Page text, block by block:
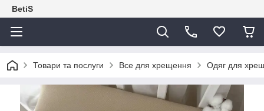
BetiS
Товари та послуги Все для хрещення Одяг для